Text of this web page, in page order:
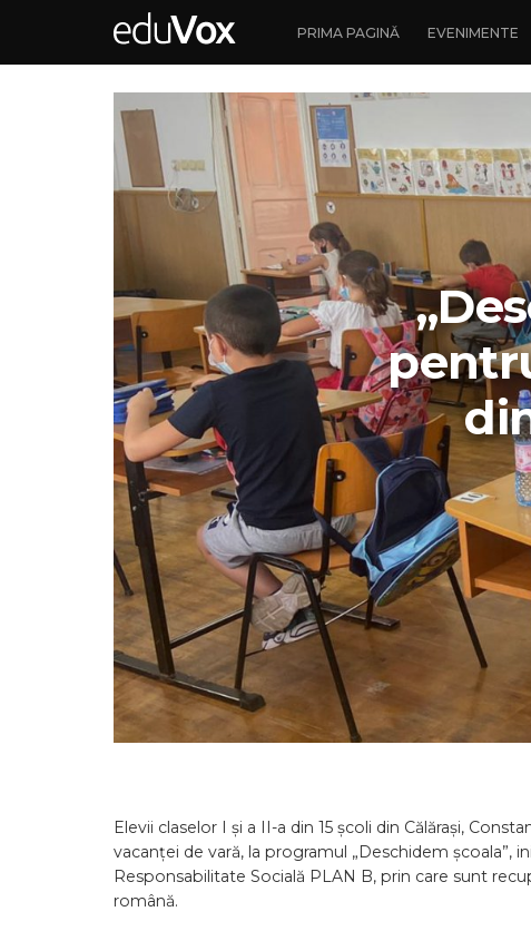
PRIMA PAGINĂ EVENIMENTE
Elevii claselor I și a II-a din 15 școli din Călărași,
vacanței de vară, la programul „Deschidem școala”,
Responsabilitate Socială PLAN B, prin care sunt
română.